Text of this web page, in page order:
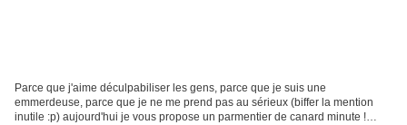
Parce que j'aime déculpabiliser les gens, parce que je suis une
emmerdeuse, parce que je ne me prend pas au sérieux (biffer la mention
inutile :p) aujourd'hui je vous propose un parmentier de canard minute !